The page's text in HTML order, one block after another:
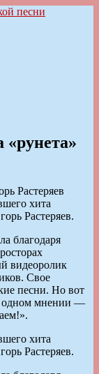
«рунета»
хита
Растеряев.
благодаря
видеоролик
Свое
песни. Но вот
одном мнении —
хита
Растеряев.